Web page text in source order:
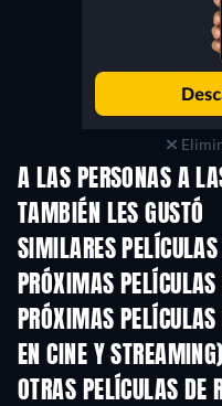
A LAS PERSONAS A
TAMBIÉN LES GUSTÓ
SIMILARES PELÍCULAS
PRÓXIMAS PELÍCULAS
PRÓXIMAS
EN CINE Y STREAMING)
OTRAS PELÍCULAS DE